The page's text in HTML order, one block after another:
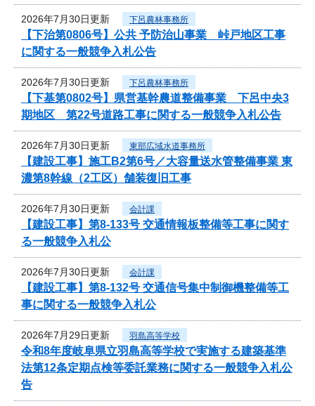
2026年7月30日更新 下呂農林事務所
【下治第0806号】公共 予防治山事業 峠戸地区工事
に関する一般競争入札公告
2026年7月30日更新 下呂農林事務所
【下基第0802号】県営基幹農道整備事業 下呂中央3
期地区 第22号道路工事に関する一般競争入札公告
2026年7月30日更新 東部広域水道事務所
【建設工事】施工B2第6号／大容量送水管整備事業 東
濃第8幹線（2工区）舗装復旧工事
2026年7月30日更新 会計課
【建設工事】第8-133号 交通情報板整備等工事に関す
る一般競争入札公
2026年7月30日更新 会計課
【建設工事】第8-132号 交通信号集中制御機整備等工
事に関する一般競争入札公
2026年7月29日更新 羽島高等学校
令和8年度岐阜県立羽島高等学校で実施する建築基準
法第12条定期点検等委託業務に関する一般競争入札公
告